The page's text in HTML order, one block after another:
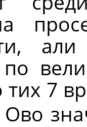
по
тих 7
Ово